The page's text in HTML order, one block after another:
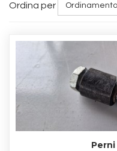
Ordina per Ordinamento